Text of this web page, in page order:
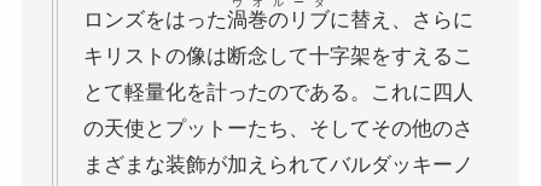
ロンズをはった渦巻のリブ
ヴオルータ
に替え、さらに
キリストの像は断念して十字架をすえるこ
とて軽量化を計ったのである。これに四人
の天使とプットーたち、そしてその他のさ
まざまな装飾が加えられてバルダッキーノ